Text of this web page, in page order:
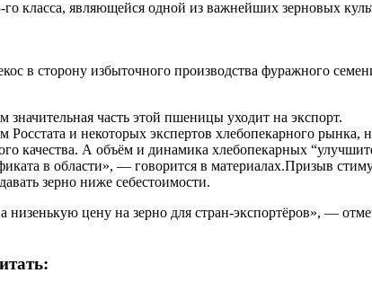
класса, являющейся одной из важнейших зерновых
в сторону избыточного производства фуражного
часть этой пшеницы уходит на экспорт.
и некоторых экспертов хлебопекарного рынка,
качества. А объём и динамика хлебопекарных
в области», — говорится в материалах.Призыв
зерно ниже себестоимости.
низенькую цену на зерно для стран-экспортёров», —